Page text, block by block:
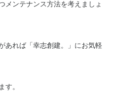
メンテナンス方法を考えましょ
あれば「幸志創建。」にお気軽
す。